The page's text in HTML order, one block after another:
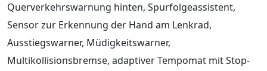
Querverkehrswarnung hinten, Spurfolgeassistent,
Sensor zur Erkennung der Hand am Lenkrad,
Ausstiegswarner, Müdigkeitswarner,
Multikollisionsbremse, adaptiver Tempomat mit Stop-